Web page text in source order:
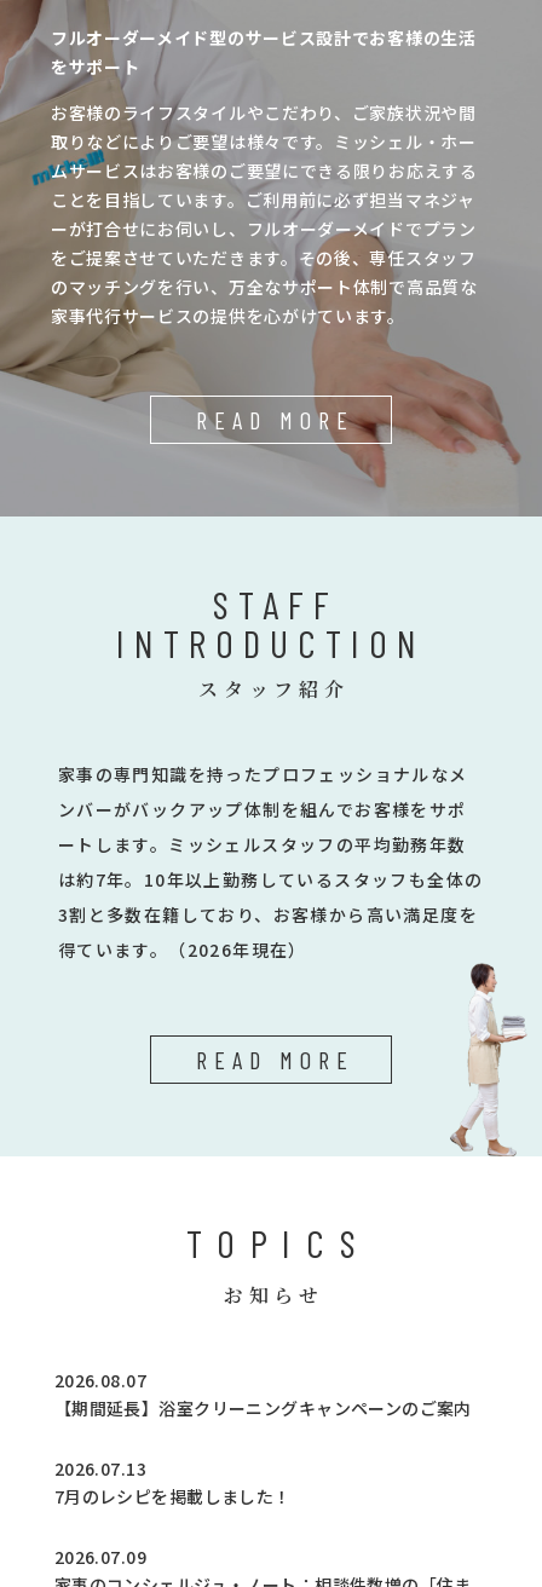
フルオーダーメイド型のサービス設計でお客様の生活
をサポート
お客様のライフスタイルやこだわり、ご家族状況や間
取りなどによりご要望は様々です。ミッシェル・ホー
ムサービスはお客様のご要望にできる限りお応えする
ことを目指しています。ご利用前に必ず担当マネジャ
ーが打合せにお伺いし、フルオーダーメイドでプラン
をご提案させていただきます。その後、専任スタッフ
のマッチングを行い、万全なサポート体制で高品質な
家事代行サービスの提供を心がけています。
READ MORE
STAFF
INTRODUCTION
スタッフ紹介
家事の専門知識を持ったプロフェッショナルなメ
ンバーがバックアップ体制を組んでお客様をサポ
ートします。ミッシェルスタッフの平均勤務年数
は約7年。10年以上勤務しているスタッフも全体の
3割と多数在籍しており、お客様から高い満足度を
得ています。（2026年現在）
READ MORE
TOPICS
お知らせ
2026.08.07
【期間延長】浴室クリーニングキャンペーンのご案内
2026.07.13
7月のレシピを掲載しました！
2026.07.09